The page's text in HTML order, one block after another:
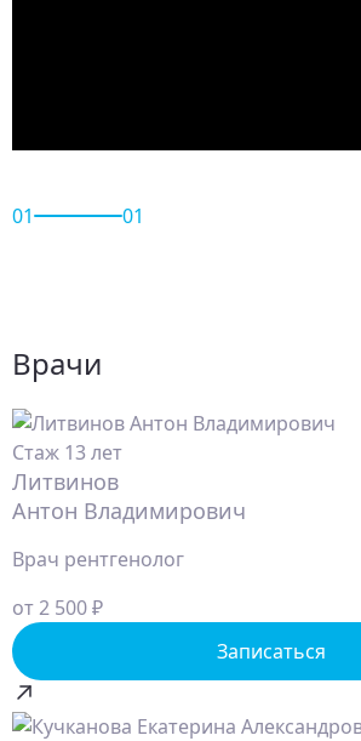
01 01
Врачи
Стаж 13 лет
Литвинов
Антон Владимирович
Врач рентгенолог
от 2 500 ₽
Записаться